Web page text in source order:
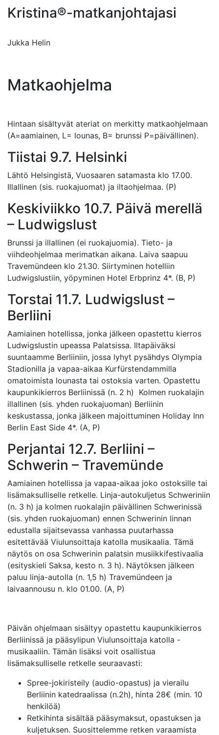
Kristina®-matkanjohtajasi
Jukka Helin
Matkaohjelma
Hintaan sisältyvät ateriat on merkitty matkaohjelmaan
(A=aamiainen, L= lounas, B= brunssi P=päivällinen).
Tiistai 9.7. Helsinki
Lähtö Helsingistä, Vuosaaren satamasta klo 17.00.
Illallinen (sis. ruokajuomat) ja iltaohjelmaa. (P)
Keskiviikko 10.7. Päivä merellä
– Ludwigslust
Brunssi ja illallinen (ei ruokajuomia). Tieto- ja
viihdeohjelmaa merimatkan aikana. Laiva saapuu
Travemündeen klo 21.30. Siirtyminen hotelliin
Ludwigslustiin, yöpyminen Hotel Erbprinz 4*. (B, P)
Torstai 11.7. Ludwigslust –
Berliini
Aamiainen hotellissa, jonka jälkeen opastettu kierros
Ludwigslustin upeassa Palatsissa. Iltapäiväksi
suuntaamme Berliiniin, jossa lyhyt pysähdys Olympia
Stadionilla ja vapaa-aikaa Kurfürstendammilla
omatoimista lounasta tai ostoksia varten. Opastettu
kaupunkikierros Berliinissä (n. 2 h) Kolmen ruokalajin
illallinen (sis. yhden ruokajuoman) Berliinin
keskustassa, jonka jälkeen majoittuminen Holiday Inn
Berlin East Side 4*. (A, P)
Perjantai 12.7. Berliini –
Schwerin – Travemünde
Aamiainen hotellissa ja vapaa-aikaa joko ostoksille tai
lisämaksulliselle retkelle. Linja-autokuljetus Schweriniin
(n. 3 h) ja kolmen ruokalajin päivällinen Schwerinissä
(sis. yhden ruokajuoman) ennen Schwerinin linnan
edustalla sijaitsevassa vanhassa puutarhassa
esitettävää Viulunsoittaja katolla musikaalia. Tämä
näytös on osa Schwerinin palatsin musiikkifestivaalia
(esityskieli Saksa, kesto n. 3 h). Näytöksen jälkeen
paluu linja-autolla (n. 1,5 h) Travemündeen ja
laivaannousu n. klo 01.00. (A, P)
Päivän ohjelmaan sisältyy opastettu kaupunkikierros
Berliinissä ja pääsylipun Viulunsoittaja katolla -
musikaaliin. Tämän lisäksi voit osallistua
lisämaksulliselle retkelle seuraavasti:
Spree-jokiristeily (audio-opastus) ja vierailu
Berliinin katedraalissa (n.2h), hinta 28€ (min. 10
henkilöä)
Retkihinta sisältää pääsymaksut, opastuksen ja
kuljetuksen. Suosittelemme retken varaamista